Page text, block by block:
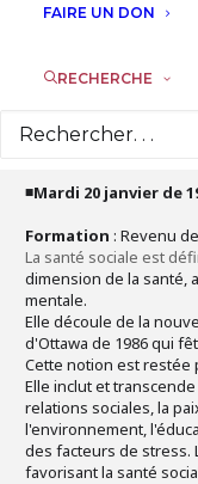
FAIRE UN DON
RECHERCHE
◾Mardi 20 janvier de
Formation : Revenu
La santé sociale est
dimension de la santé,
mentale.
Elle découle de la
d'Ottawa de 1986 qui
Cette notion est restée
Elle inclut et
relations sociales, la
l'environnement,
des facteurs de stress.
favorisant la santé